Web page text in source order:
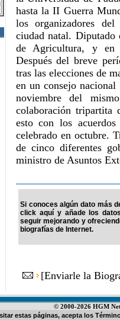
hasta la II Guerra
los organizadores
ciudad natal. Diputado
de Agricultura, y en
Después del breve
tras las elecciones de
en un consejo
noviembre del
colaboración tripartita
esto con los
celebrado en octubre.
de cinco diferentes
ministro de Asuntos
Si conoces algún dato más
click aquí y añade los
seguir mejorando y
biografías de Internet.
[Enviarle la
© 2000-2026 HGM
estas páginas, acepta los